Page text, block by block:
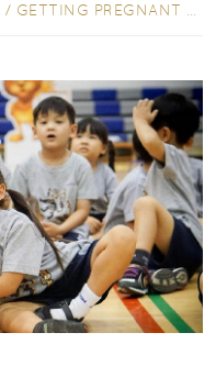
/ GETTING PREGNANT